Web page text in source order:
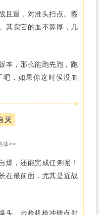
且退，对准头扫点。霰
其实它的血不算厚，几
本，那么能跑先跑，跑
，如果你这时候没血
灭
体>>
爆，还能完成任务呢！
在最前面，尤其是近战
头。步枪机枪冲锋点射